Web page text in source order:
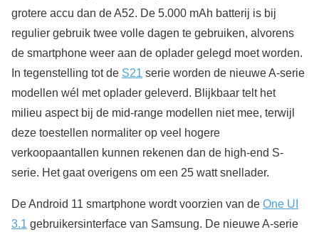
grotere accu dan de A52. De 5.000 mAh batterij is bij
regulier gebruik twee volle dagen te gebruiken, alvorens
de smartphone weer aan de oplader gelegd moet worden.
In tegenstelling tot de S21 serie worden de nieuwe A-serie
modellen wél met oplader geleverd. Blijkbaar telt het
milieu aspect bij de mid-range modellen niet mee, terwijl
deze toestellen normaliter op veel hogere
verkoopaantallen kunnen rekenen dan de high-end S-
serie. Het gaat overigens om een 25 watt snellader.
De Android 11 smartphone wordt voorzien van de One UI
3.1 gebruikersinterface van Samsung. De nieuwe A-serie